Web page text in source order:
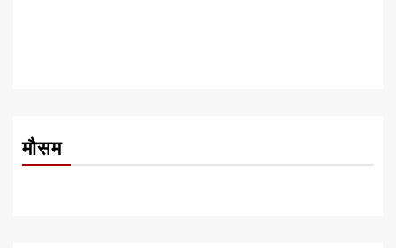
मौसम